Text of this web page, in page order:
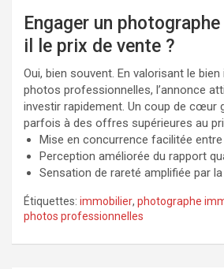
Engager un
il le prix de vente ?
Oui, bien souvent. En valorisant le
photos professionnelles, l’annonce
investir rapidement. Un coup de cœur
parfois à des offres supérieures au
Mise en concurrence facilitée
Perception améliorée du rapport
Sensation de rareté amplifiée par
Étiquettes: immobilier, photographe
photos professionnelles